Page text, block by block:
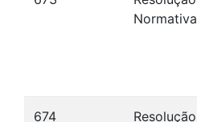
Normativa
674
Resolução